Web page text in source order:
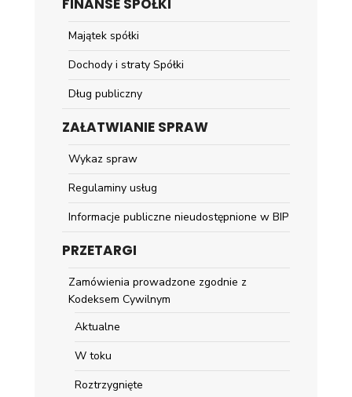
FINANSE SPÓŁKI
Majątek spółki
Dochody i straty Spółki
Dług publiczny
ZAŁATWIANIE SPRAW
Wykaz spraw
Regulaminy usług
Informacje publiczne nieudostępnione w BIP
PRZETARGI
Zamówienia prowadzone zgodnie z
Kodeksem Cywilnym
Aktualne
W toku
Roztrzygnięte